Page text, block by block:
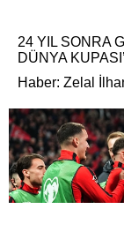
24 YIL SONRA
DÜNYA
Haber: Zelal